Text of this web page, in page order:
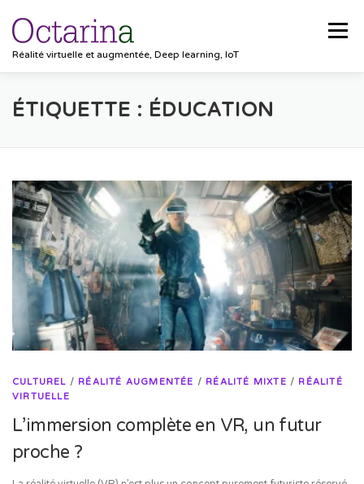
Réalité virtuelle et augmentée, Deep learning, IoT
Menu
ACCUEIL PROJETS SOLUTIONS
CONTACT
ÉTIQUETTE : ÉDUCATION
CULTUREL / RÉALITÉ AUGMENTÉE / RÉALITÉ MIXTE / RÉALITÉ
VIRTUELLE
L’immersion complète en VR, un futur
proche ?